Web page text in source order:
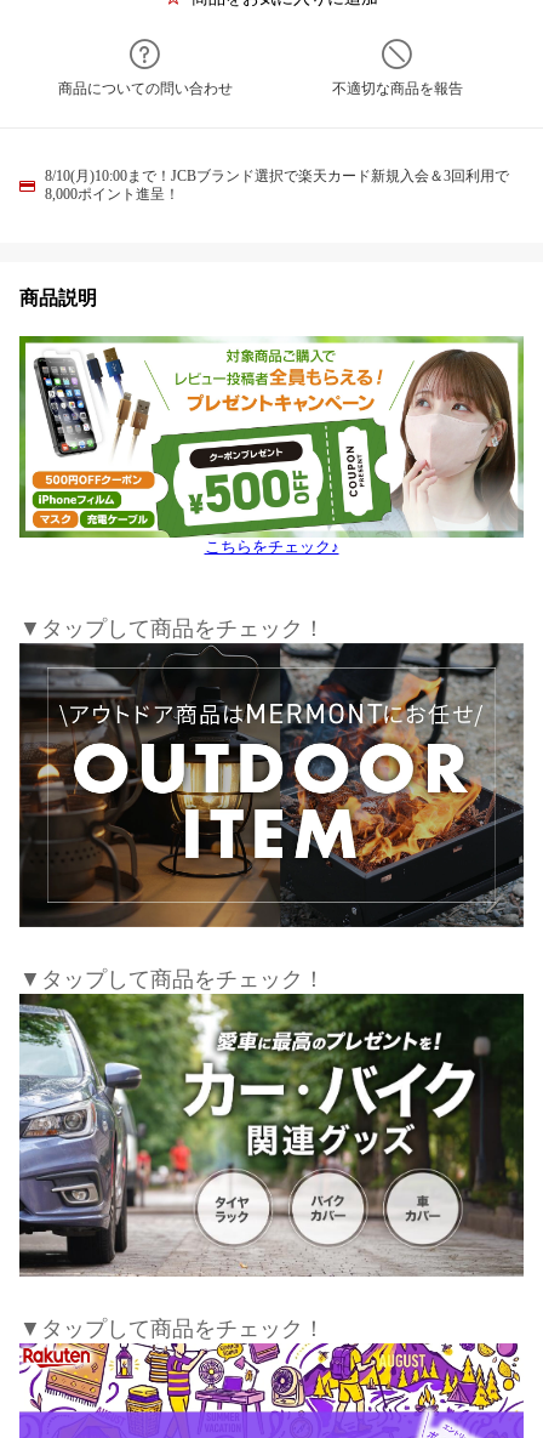
商品についての問い合わせ 不適切な商品を報告
8/10(月)10:00まで！JCBブランド選択で楽天カード新規入会＆3回利用で
8,000ポイント進呈！
商品説明
こちらをチェック♪
▼タップして商品をチェック！
▼タップして商品をチェック！
▼タップして商品をチェック！